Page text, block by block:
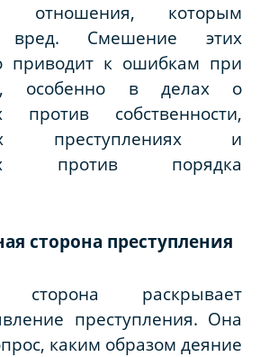
отношения, которым
вред. Смешение этих
приводит к ошибкам при
особенно в делах о
против собственности,
преступлениях и
против порядка
сторона преступления
сторона раскрывает
преступления. Она
каким образом деяние